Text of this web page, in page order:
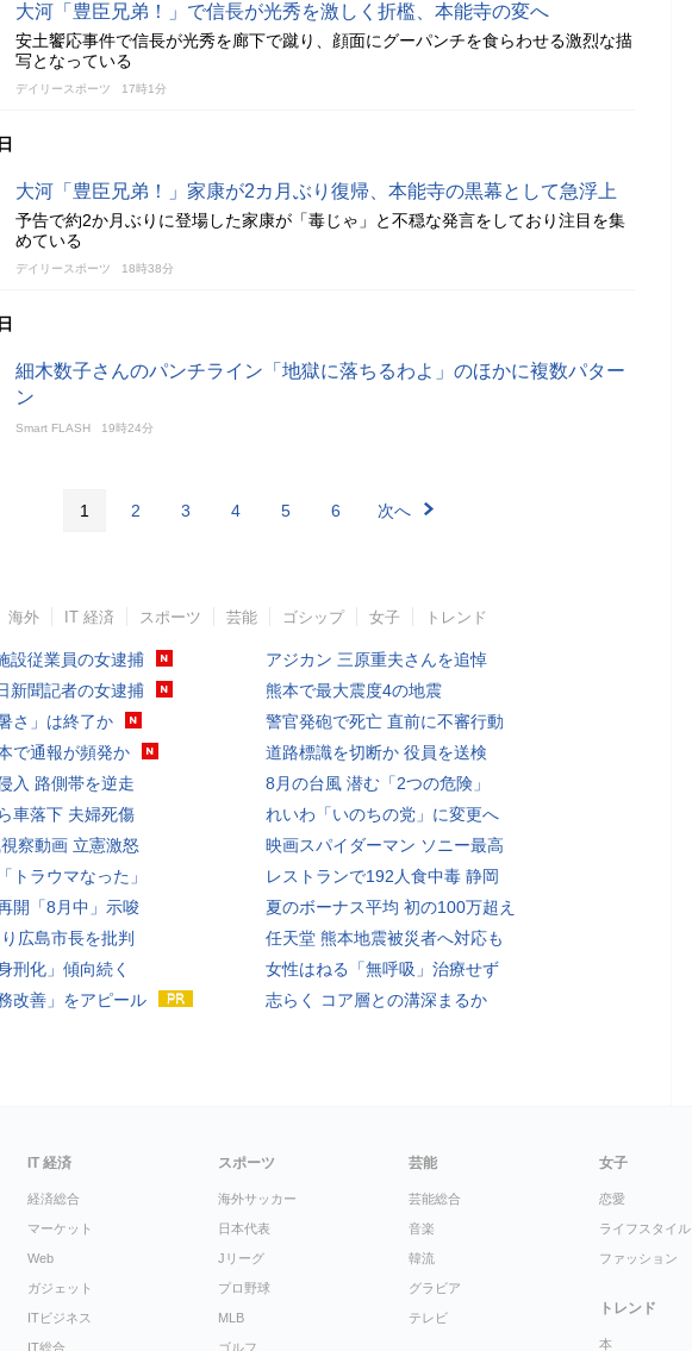
大河「豊臣兄弟！」で信長が光秀を激しく折檻、本能寺の変へ
安土饗応事件で信長が光秀を廊下で蹴り、顔面にグーパンチを食らわせる激烈な描
写となっている
デイリースポーツ 17時1分
大河「豊臣兄弟！」家康が2カ月ぶり復帰、本能寺の黒幕として急浮上
予告で約2か月ぶりに登場した家康が「毒じゃ」と不穏な発言をしており注目を集
めている
デイリースポーツ 18時38分
細木数子さんのパンチライン「地獄に落ちるわよ」のほかに複数パター
ン
Smart FLASH 19時24分
1 2 3 4 5 6 次へ
海外 IT 経済 スポーツ 芸能 ゴシップ 女子 トレンド
設従業員の女逮捕
新聞記者の女逮捕
さ」は終了か
で通報が頻発か
入 路側帯を逆走
車落下 夫婦死傷
察動画 立憲激怒
トラウマなった」
開「8月中」示唆
広島市長を批判
刑化」傾向続く
改善」をアピール
アジカン 三原重夫さんを追悼
熊本で最大震度4の地震
警官発砲で死亡 直前に不審行動
道路標識を切断か 役員を送検
8月の台風 潜む「2つの危険」
れいわ「いのちの党」に変更へ
映画スパイダーマン ソニー最高
レストランで192人食中毒 静岡
夏のボーナス平均 初の100万超え
任天堂 熊本地震被災者へ対応も
女性はねる「無呼吸」治療せず
志らく コア層との溝深まるか
IT 経済
経済総合
マーケット
Web
ガジェット
ITビジネス
IT総合
スポーツ
海外サッカー
日本代表
Jリーグ
プロ野球
MLB
ゴルフ
芸能
芸能総合
音楽
韓流
グラビア
テレビ
女子
恋愛
ライフスタイル
ファッション
トレンド
本